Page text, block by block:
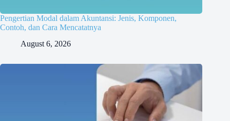
Pengertian Modal dalam Akuntansi: Jenis, Komponen,
Contoh, dan Cara Mencatatnya
August 6, 2026